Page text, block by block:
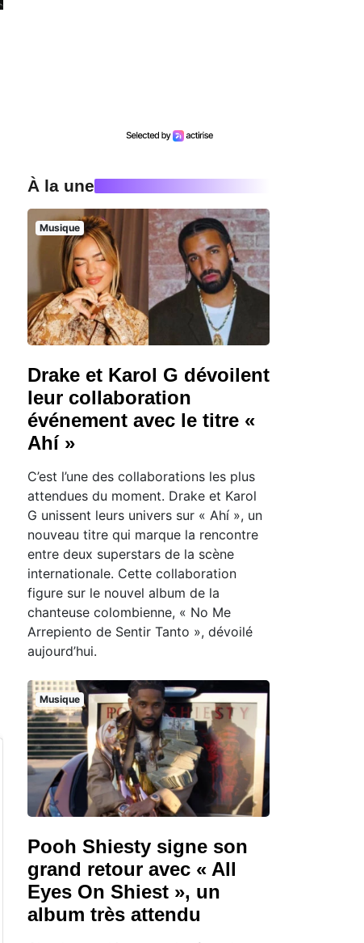
À la une
Musique
Drake et Karol G dévoilent
leur collaboration
événement avec le titre «
Ahí »
C’est l’une des collaborations les plus
attendues du moment. Drake et Karol
G unissent leurs univers sur « Ahí », un
nouveau titre qui marque la rencontre
entre deux superstars de la scène
internationale. Cette collaboration
figure sur le nouvel album de la
chanteuse colombienne, « No Me
Arrepiento de Sentir Tanto », dévoilé
aujourd’hui.
Musique
Pooh Shiesty signe son
grand retour avec « All
Eyes On Shiest », un
album très attendu